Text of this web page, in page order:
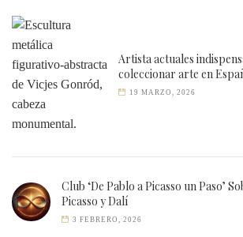
Artista actuales
coleccionar arte en
19 MARZO, 2026
Club ‘De Pablo a Picasso un Paso’
Picasso y Dalí
3 FEBRERO, 2026